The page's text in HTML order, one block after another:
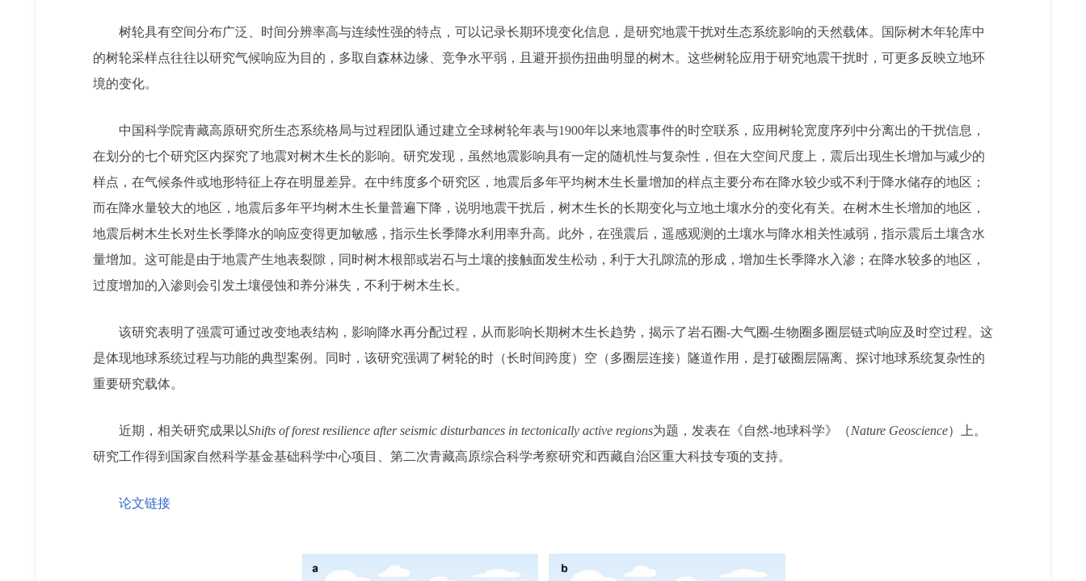
树轮具有空间分布广泛、时间分辨率高与连续性强的特点，可以记录长期环境变化信息，是研究地震干扰对生态系统影响的天然载体。国际树木年轮库中
的树轮采样点往往以研究气候响应为目的，多取自森林边缘、竞争水平弱，且避开损伤扭曲明显的树木。这些树轮应用于研究地震干扰时，可更多反映立地环
境的变化。
中国科学院青藏高原研究所生态系统格局与过程团队通过建立全球树轮年表与1900年以来地震事件的时空联系，应用树轮宽度序列中分离出的干扰信息，
在划分的七个研究区内探究了地震对树木生长的影响。研究发现，虽然地震影响具有一定的随机性与复杂性，但在大空间尺度上，震后出现生长增加与减少的
样点，在气候条件或地形特征上存在明显差异。在中纬度多个研究区，地震后多年平均树木生长量增加的样点主要分布在降水较少或不利于降水储存的地区；
而在降水量较大的地区，地震后多年平均树木生长量普遍下降，说明地震干扰后，树木生长的长期变化与立地土壤水分的变化有关。在树木生长增加的地区，
地震后树木生长对生长季降水的响应变得更加敏感，指示生长季降水利用率升高。此外，在强震后，遥感观测的土壤水与降水相关性减弱，指示震后土壤含水
量增加。这可能是由于地震产生地表裂隙，同时树木根部或岩石与土壤的接触面发生松动，利于大孔隙流的形成，增加生长季降水入渗；在降水较多的地区，
过度增加的入渗则会引发土壤侵蚀和养分淋失，不利于树木生长。
该研究表明了强震可通过改变地表结构，影响降水再分配过程，从而影响长期树木生长趋势，揭示了岩石圈-大气圈-生物圈多圈层链式响应及时空过程。这
是体现地球系统过程与功能的典型案例。同时，该研究强调了树轮的时（长时间跨度）空（多圈层连接）隧道作用，是打破圈层隔离、探讨地球系统复杂性的
重要研究载体。
近期，相关研究成果以Shifts of forest resilience after seismic disturbances in tectonically active regions为题，发表在《自然-地球科学》（Nature Geoscience）上。
研究工作得到国家自然科学基金基础科学中心项目、第二次青藏高原综合科学考察研究和西藏自治区重大科技专项的支持。
论文链接